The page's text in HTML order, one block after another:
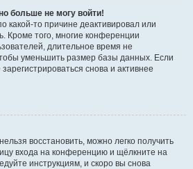
больше не могу войти!
какой-то причине деактивировал или
Кроме того, многие конференции
длительное время не
уменьшить размер базы данных. Если
снова и активнее
восстановить, можно легко получить
входа на конференцию и щёлкните на
инструкциям, и скоро вы снова